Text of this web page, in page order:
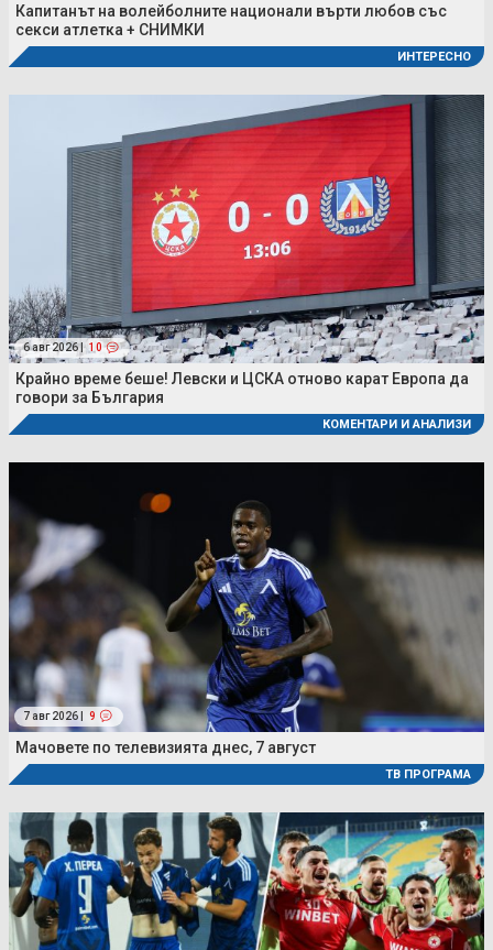
Капитанът на волейболните национали върти любов със
секси атлетка + СНИМКИ
ИНТЕРЕСНО
6 авг 2026 | 10
Крайно време беше! Левски и ЦСКА отново карат Европа да
говори за България
КОМЕНТАРИ И АНАЛИЗИ
7 авг 2026 | 9
Мачовете по телевизията днес, 7 август
ТВ ПРОГРАМА